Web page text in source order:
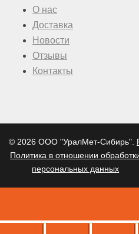
О нас
Доставка
Новости
Отзывы
Контакты
© 2026 ООО "УралМет-Сибирь".
Политика в отношении
персональных данных